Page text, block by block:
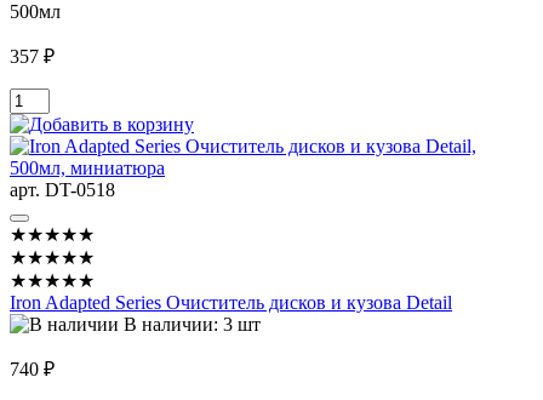
500мл
357 ₽
арт. DT-0518
★★★★★
★★★★★
★★★★★
Iron Adapted Series Очиститель дисков и кузова Detail
В наличии: 3 шт
740 ₽